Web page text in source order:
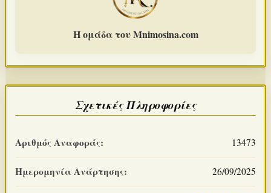
Η ομάδα του Mnimosina.com
Σχετικές Πληροφορίες
Αριθμός Αναφοράς: 13473
Ημερομηνία Ανάρτησης: 26/09/2025